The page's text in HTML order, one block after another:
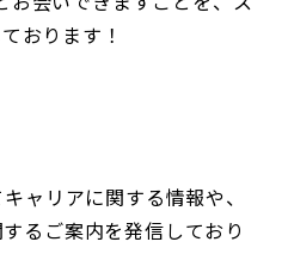
おります！
ャリアに関する情報や、
るご案内を発信しており